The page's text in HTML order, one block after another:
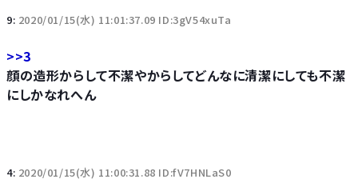
9: 2020/01/15(水) 11:01:37.09 ID:3gV54xuTa
>>3
顔の造形からして不潔やからしてどんなに清潔にしても不潔
にしかなれへん
4: 2020/01/15(水) 11:00:31.88 ID:fV7HNLaS0